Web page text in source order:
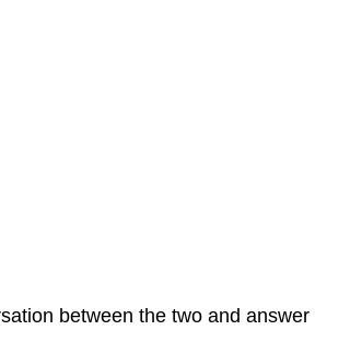
between the two and answer